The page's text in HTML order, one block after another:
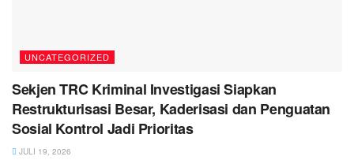
UNCATEGORIZED
Sekjen TRC Kriminal Investigasi Siapkan
Restrukturisasi Besar, Kaderisasi dan Penguatan
Sosial Kontrol Jadi Prioritas
JULI 19, 2026